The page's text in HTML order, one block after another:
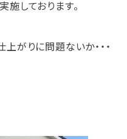
しております。
がりに問題ないか・・・